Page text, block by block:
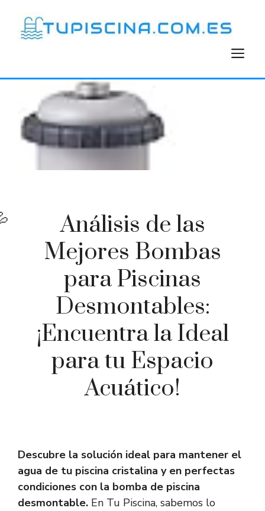
contenido
Análisis de las
Mejores Bombas
para Piscinas
Desmontables:
¡Encuentra la Ideal
para tu Espacio
Acuático!
Descubre la solución ideal para mantener el
agua de tu piscina cristalina y en perfectas
condiciones con la bomba de piscina
desmontable. En Tu Piscina, sabemos lo